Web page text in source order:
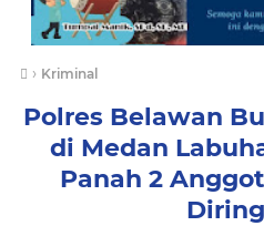
› Kriminal
Polres Belawan
di Medan
Panah 2